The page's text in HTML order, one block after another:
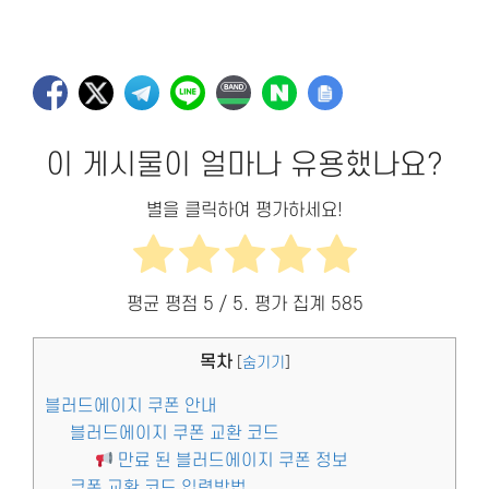
이 게시물이 얼마나 유용했나요?
별을 클릭하여 평가하세요!
평균 평점 5 / 5. 평가 집계 585
목차 숨기기
블러드에이지 쿠폰 안내
블러드에이지 쿠폰 교환 코드
만료 된 블러드에이지 쿠폰 정보